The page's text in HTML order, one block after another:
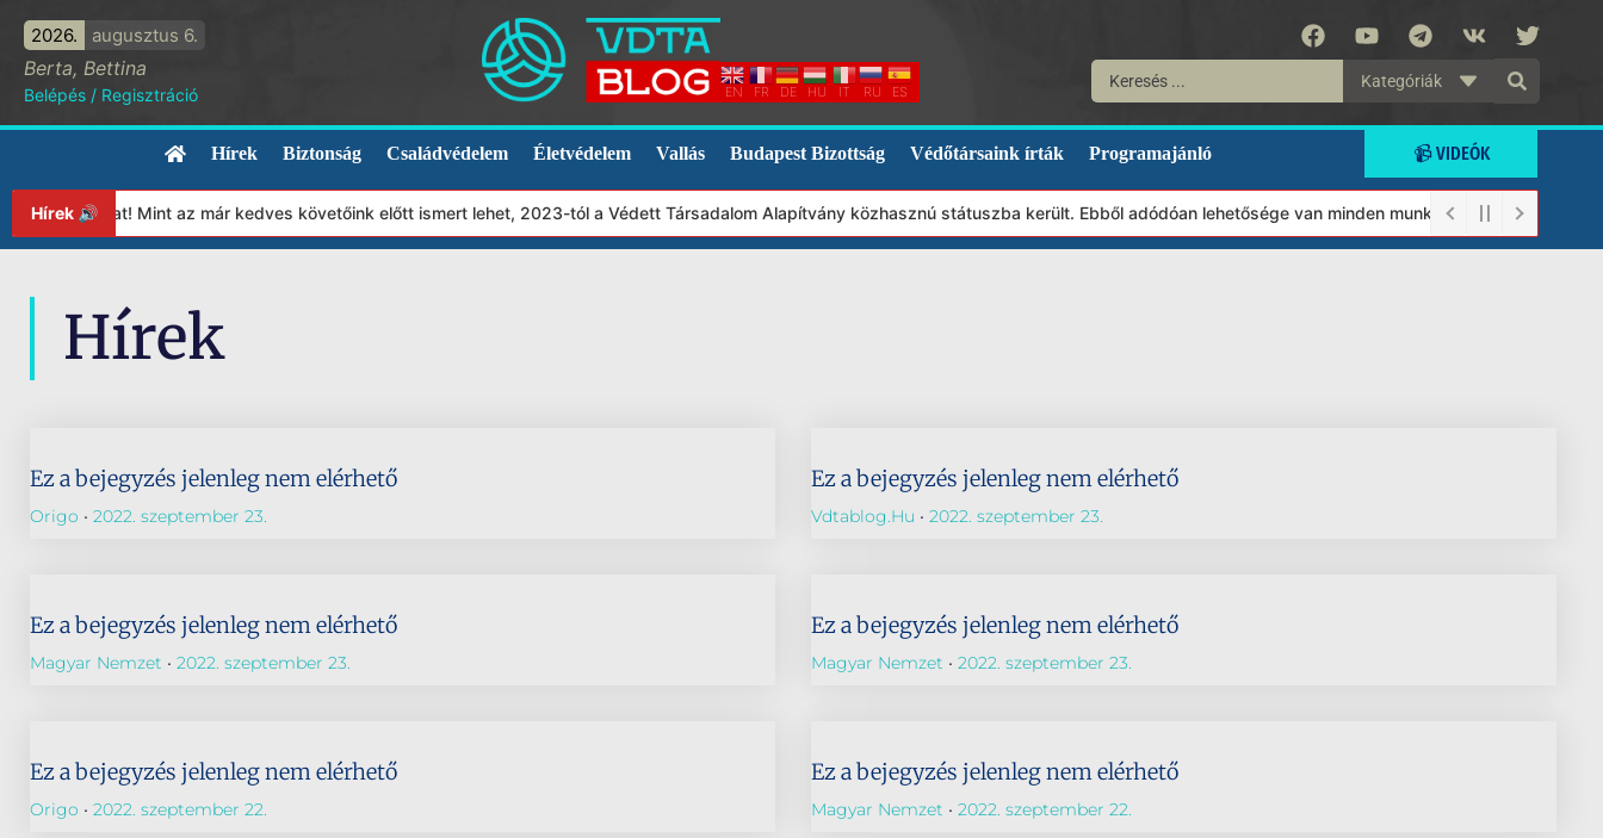
2026. augusztus 6.
Berta, Bettina
Belépés / Regisztráció EN FR DE HU IT RU ES
Kategóriák
Hírek Biztonság Családvédelem Életvédelem Vallás Budapest Bizottság Védőtársaink írták Programajánló 📹 VIDEÓK
Hírek 🔊 Mint az már kedves követőink előtt ismert lehet, 2023-tól a Védett Társadalom Alapítvány közhasznú státuszba került. Ebből adódóan lehetősége van minden munkánkat segíteni
Hírek
Ez a bejegyzés jelenleg nem elérhető
Origo 2022. szeptember 23.
Ez a bejegyzés jelenleg nem elérhető
Vdtablog.hu 2022. szeptember 23.
Ez a bejegyzés jelenleg nem elérhető
Magyar Nemzet 2022. szeptember 23.
Ez a bejegyzés jelenleg nem elérhető
Magyar Nemzet 2022. szeptember 23.
Ez a bejegyzés jelenleg nem elérhető
Origo 2022. szeptember 22.
Ez a bejegyzés jelenleg nem elérhető
Magyar Nemzet 2022. szeptember 22.